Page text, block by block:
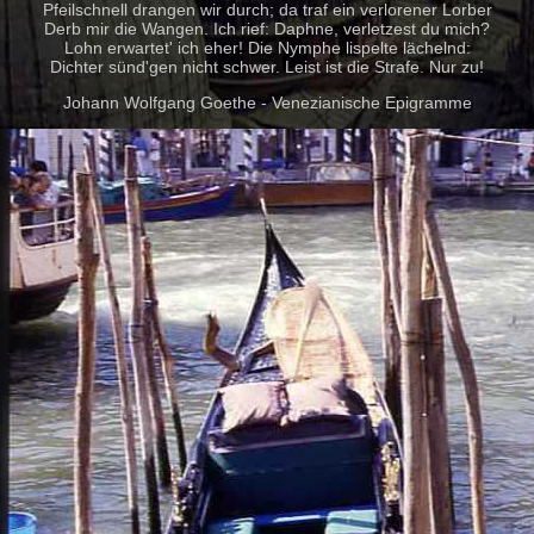
Pfeilschnell drangen wir durch; da traf ein verlorener Lorber
Derb mir die Wangen. Ich rief: Daphne, verletzest du mich?
Lohn erwartet' ich eher! Die Nymphe lispelte lächelnd:
Dichter sünd'gen nicht schwer. Leist ist die Strafe. Nur zu!
Johann Wolfgang Goethe - Venezianische Epigramme